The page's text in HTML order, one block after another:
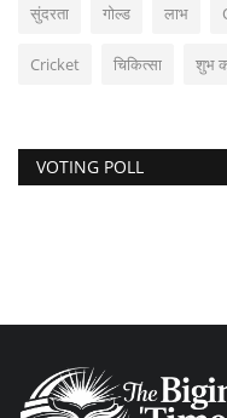
सुंदरता गोल्ड लाभ
Cricket चिकित्सा शुभ
VOTING POLL